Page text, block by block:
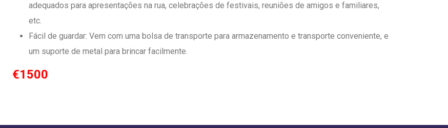
adequados para apresentações na rua, celebrações de festivais, reuniões de amigos e familiares,
etc.
Fácil de guardar: Vem com uma bolsa de transporte para armazenamento e transporte conveniente, e
um suporte de metal para brincar facilmente.
€1500